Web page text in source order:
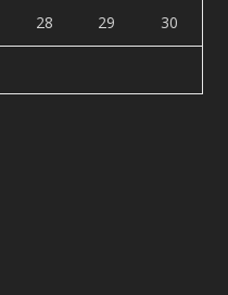
28 29 30